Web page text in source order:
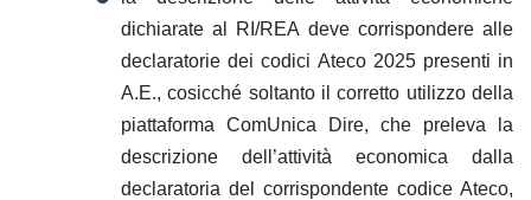
dichiarate al RI/REA deve corrispondere alle
declaratorie dei codici Ateco 2025 presenti in
A.E., cosicché soltanto il corretto utilizzo della
piattaforma ComUnica Dire, che preleva la
descrizione dell’attività economica dalla
declaratoria del corrispondente codice Ateco,